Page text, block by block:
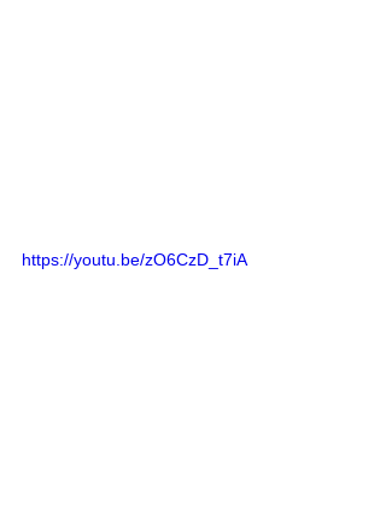
https://youtu.be/zO6CzD_t7iA